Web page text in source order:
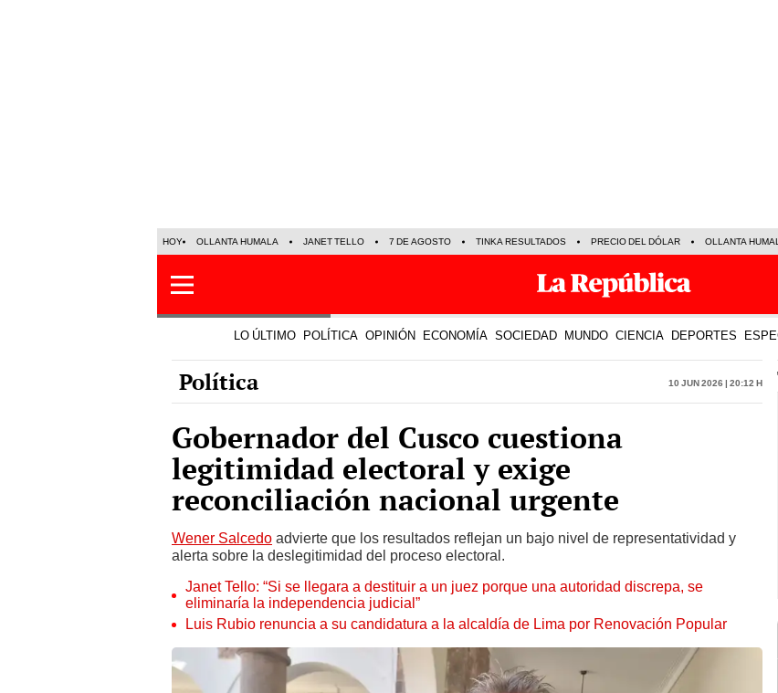
HOY OLLANTA HUMALA JANET TELLO 7 DE AGOSTO TINKA RESULTADOS PRECIO DEL DÓLAR OLLANTA
LO ÚLTIMO POLÍTICA OPINIÓN ECONOMÍA SOCIEDAD MUNDO CIENCIA DEPORTES
Política 10 Jun 2026 | 20:12 h
Gobernador del Cusco cuestiona
legitimidad electoral y exige
reconciliación nacional urgente
Wener Salcedo advierte que los resultados reflejan un bajo nivel de representatividad y
alerta sobre la deslegitimidad del proceso electoral.
Janet Tello: “Si se llegara a destituir a un juez porque una autoridad discrepa, se
eliminaría la independencia judicial”
Luis Rubio renuncia a su candidatura a la alcaldía de Lima por Renovación Popular